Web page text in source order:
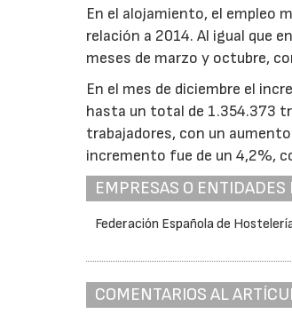
En el alojamiento, el empleo
relación a 2014. Al igual que
meses de marzo y octubre,
En el mes de diciembre el
hasta un total de 1.354.373
trabajadores, con un
incremento fue de un 4,2%,
EMPRESAS O ENTIDADES
Federación Española de
COMENTARIOS AL